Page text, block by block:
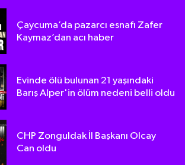
Çaycuma’da pazarcı esnafı Zafer
Kaymaz’dan acı haber
Evinde ölü bulunan 21 yaşındaki
Barış Alper'in ölüm nedeni belli oldu
CHP Zonguldak İl Başkanı Olcay
Can oldu